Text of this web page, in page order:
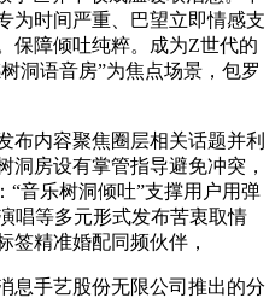
为时间严重、巴望立即情感支
保障倾吐纯粹。成为Z世代的
洞语音房”为焦点场景，包罗
内容聚焦圈层相关话题并利
洞房设有掌管指导避免冲突，
“音乐树洞倾吐”支撑用户用弹
唱等多元形式发布苦衷取情
签精准婚配同频伙伴，
手艺股份无限公司推出的分